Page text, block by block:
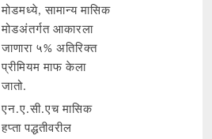
मोडमध्ये, सामान्य मासिक
मोडअंतर्गत आकारला
जाणारा ५% अतिरिक्त
प्रीमियम माफ केला
जातो.
एन.ए.सी.एच मासिक
हप्ता पद्धतीवरील